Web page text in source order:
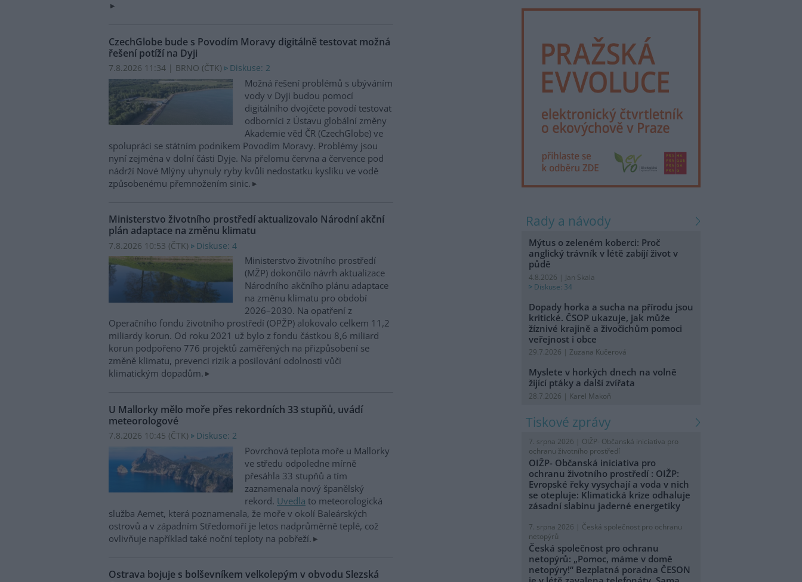
CzechGlobe bude s Povodím Moravy digitálně testovat možná
řešení potíží na Dyji
7.8.2026 11:34 | BRNO (ČTK) Diskuse: 2
Možná řešení problémů s ubýváním
vody v Dyji budou pomocí
digitálního dvojčete povodí testovat
odborníci z Ústavu globální změny
Akademie věd ČR (CzechGlobe) ve
spolupráci se státním podnikem Povodím Moravy. Problémy jsou
nyní zejména v dolní části Dyje. Na přelomu června a července pod
nádrží Nové Mlýny uhynuly ryby kvůli nedostatku kyslíku ve vodě
způsobenému přemnožením sinic.
Ministerstvo životního prostředí aktualizovalo Národní akční
plán adaptace na změnu klimatu
7.8.2026 10:53 (ČTK) Diskuse: 4
Ministerstvo životního prostředí
(MŽP) dokončilo návrh aktualizace
Národního akčního plánu adaptace
na změnu klimatu pro období
2026–2030. Na opatření z
Operačního fondu životního prostředí (OPŽP) alokovalo celkem 11,2
miliardy korun. Od roku 2021 už bylo z fondu částkou 8,6 miliard
korun podpořeno 776 projektů zaměřených na přizpůsobení se
změně klimatu, prevenci rizik a posilování odolnosti vůči
klimatickým dopadům.
U Mallorky mělo moře přes rekordních 33 stupňů, uvádí
meteorologové
7.8.2026 10:45 (ČTK) Diskuse: 2
Povrchová teplota moře u Mallorky
ve středu odpoledne mírně
přesáhla 33 stupňů a tím
zaznamenala nový španělský
rekord. Uvedla to meteorologická
služba Aemet, která poznamenala, že moře v okolí Baleárských
ostrovů a v západním Středomoří je letos nadprůměrně teplé, což
ovlivňuje například také noční teploty na pobřeží.
Ostrava bojuje s bolševníkem velkolepým v obvodu Slezská
rady a návody
Mýtus o zeleném koberci: Proč
anglický trávník v létě zabíjí život v
půdě
4.8.2026 | Jan Skala
Diskuse: 34
Dopady horka a sucha na přírodu jsou
kritické. ČSOP ukazuje, jak může
žíznivé krajině a živočichům pomoci
veřejnost i obce
29.7.2026 | Zuzana Kučerová
Myslete v horkých dnech na volně
žijící ptáky a další zvířata
28.7.2026 | Karel Makoň
tiskové zprávy
7. srpna 2026 | OIŽP- Občanská iniciativa pro
ochranu životního prostředí
OIŽP- Občanská iniciativa pro
ochranu životního prostředí : OIŽP:
Evropské řeky vysychají a voda v nich
se otepluje: Klimatická krize odhaluje
zásadní slabinu jaderné energetiky
7. srpna 2026 | Česká společnost pro ochranu
netopýrů
Česká společnost pro ochranu
netopýrů: „Pomoc, máme v domě
netopýry!“ Bezplatná poradna ČESON